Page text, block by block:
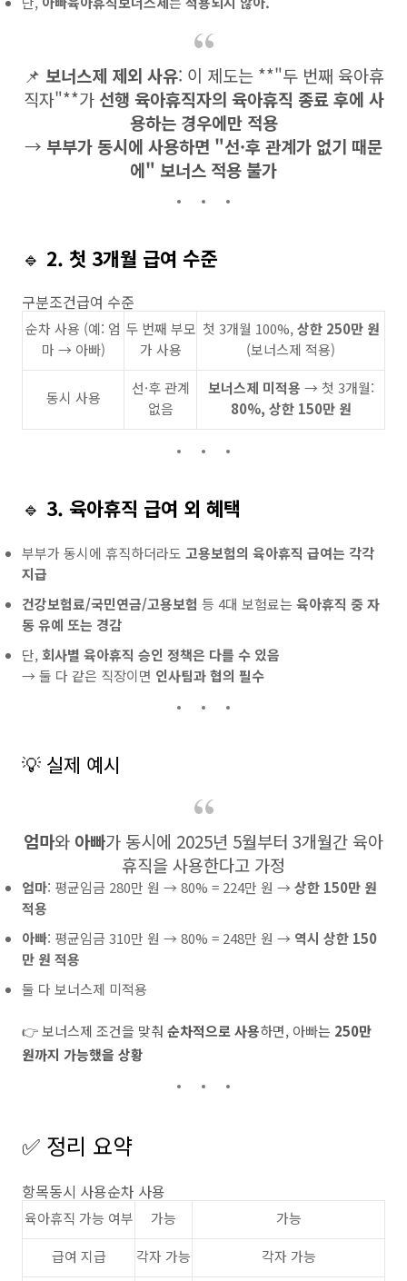
📌 보너스제 제외 사유: 이 제도는 **"두 번째 육아휴
직자"**가 선행 육아휴직자의 육아휴직 종료 후에 사
용하는 경우에만 적용
→ 부부가 동시에 사용하면 "선·후 관계가 없기 때문
에" 보너스 적용 불가
🔹 2. 첫 3개월 급여 수준
구분조건급여 수준
순차 사용 (예: 엄
마 → 아빠)
두 번째 부모
가 사용
첫 3개월 100%, 상한 250만 원
(보너스제 적용)
동시 사용
선·후 관계
없음
보너스제 미적용 → 첫 3개월:
80%, 상한 150만 원
🔹 3. 육아휴직 급여 외 혜택
부부가 동시에 휴직하더라도 고용보험의 육아휴직 급여는 각각
지급
건강보험료/국민연금/고용보험 등 4대 보험료는 육아휴직 중 자
동 유예 또는 경감
단, 회사별 육아휴직 승인 정책은 다를 수 있음
→ 둘 다 같은 직장이면 인사팀과 협의 필수
💡 실제 예시
엄마와 아빠가 동시에 2025년 5월부터 3개월간 육아
휴직을 사용한다고 가정
엄마: 평균임금 280만 원 → 80% = 224만 원 →상한 150만 원
적용
아빠: 평균임금 310만 원 → 80% = 248만 원 → 역시 상한 150
만 원 적용
둘 다 보너스제 미적용
👉 보너스제 조건을 맞춰 순차적으로 사용하면, 아빠는 250만
원까지 가능했을 상황
✅ 정리 요약
항목동시 사용순차 사용
육아휴직 가능 여부 가능
가능
급여 지급
각자 가능
각자 가능